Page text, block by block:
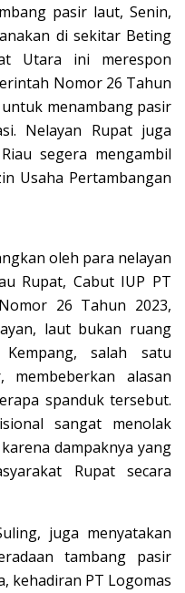
pasir laut, Senin,
di sekitar Beting
Utara ini merespon
Nomor 26 Tahun
menambang pasir
Nelayan Rupat juga
segera mengambil
Usaha Pertambangan
oleh para nelayan
Rupat, Cabut IUP PT
26 Tahun 2023,
laut bukan ruang
salah satu
membeberkan alasan
spanduk tersebut.
sangat menolak
dampaknya yang
Rupat secara
juga menyatakan
tambang pasir
kehadiran PT Logomas